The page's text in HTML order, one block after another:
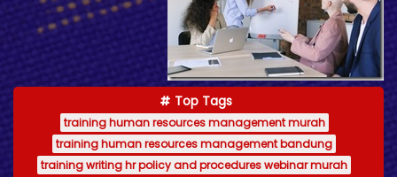
t
Top Tags
training human resources management murah
training human resources management bandung
training writing hr policy and procedures webinar murah